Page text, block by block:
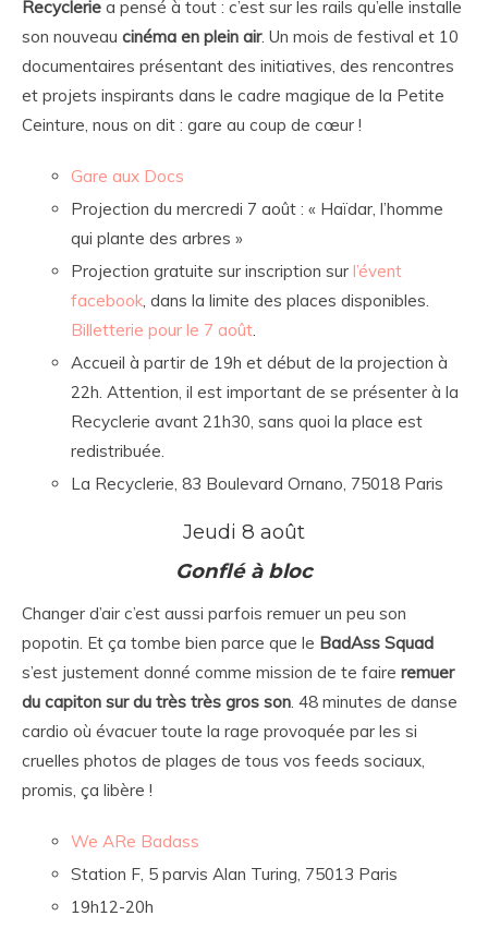
Recyclerie a pensé à tout : c’est sur les rails qu’elle installe
son nouveau cinéma en plein air. Un mois de festival et 10
documentaires présentant des initiatives, des rencontres
et projets inspirants dans le cadre magique de la Petite
Ceinture, nous on dit : gare au coup de cœur !
Gare aux Docs
Projection du mercredi 7 août : « Haïdar, l’homme
qui plante des arbres »
Projection gratuite sur inscription sur l’évent
facebook, dans la limite des places disponibles.
Billetterie pour le 7 août.
Accueil à partir de 19h et début de la projection à
22h. Attention, il est important de se présenter à la
Recyclerie avant 21h30, sans quoi la place est
redistribuée.
La Recyclerie, 83 Boulevard Ornano, 75018 Paris
Jeudi 8 août
Gonflé à bloc
Changer d’air c’est aussi parfois remuer un peu son
popotin. Et ça tombe bien parce que le BadAss Squad
s’est justement donné comme mission de te faire remuer
du capiton sur du très très gros son. 48 minutes de danse
cardio où évacuer toute la rage provoquée par les si
cruelles photos de plages de tous vos feeds sociaux,
promis, ça libère !
We ARe Badass
Station F, 5 parvis Alan Turing, 75013 Paris
19h12-20h